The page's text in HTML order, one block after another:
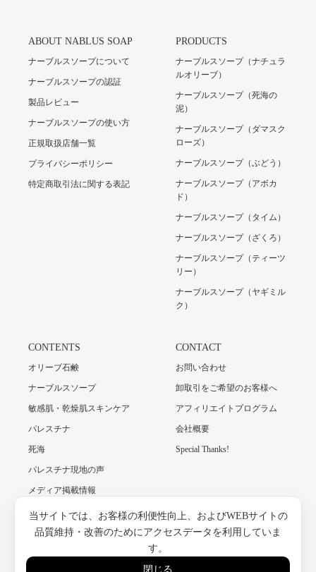
ABOUT NABLUS SOAP
ナーブルスソープについて
ナーブルスソープの認証
製品レビュー
ナーブルスソープの使い方
正規取扱店舗一覧
プライバシーポリシー
特定商取引法に関する表記
PRODUCTS
ナーブルスソープ（ナチュラ
ルオリーブ）
ナーブルスソープ（死海の
泥）
ナーブルスソープ（ダマスク
ローズ）
ナーブルスソープ（ぶどう）
ナーブルスソープ（アボカ
ド）
ナーブルスソープ（タイム）
ナーブルスソープ（ざくろ）
ナーブルスソープ（ティーツ
リー）
ナーブルスソープ（ヤギミル
ク）
CONTENTS
オリーブ石鹸
ナーブルスソープ
敏感肌・乾燥肌スキンケア
パレスチナ
死海
パレスチナ現地の声
メディア掲載情報
編集後記
CONTACT
お問い合わせ
卸取引をご希望のお客様へ
アフィリエイトプログラム
会社概要
Special Thanks!
TwitterFacebookInstagram
当サイトでは、お客様の利便性向上、およびWEBサイトの
品質維持・改善のためにアクセスデータを利用していま
す。
閉じる